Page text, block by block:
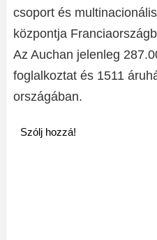
csoport és
központja
Az Auchan jelenleg
foglalkoztat és 1511
országában.
Szólj hozzá!